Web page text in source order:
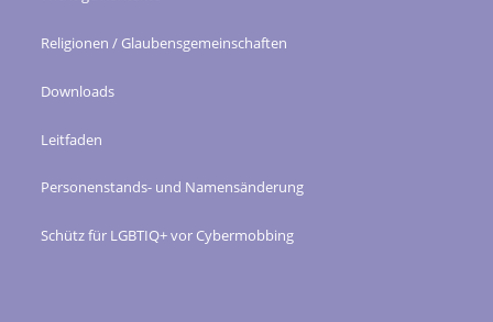
Religionen / Glaubensgemeinschaften
Downloads
Leitfaden
Personenstands- und Namensänderung
Schütz für LGBTIQ+ vor Cybermobbing